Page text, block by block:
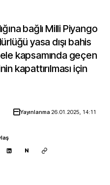
bağlı Milli Piyango
yasa dışı bahis
kapsamında geçen
kapattırılması için
Yayınlanma 26.01.2025, 14:11
N